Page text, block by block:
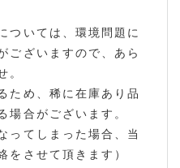
ついては、環境問題に
ございますので、あら
。
ため、稀に在庫あり品
場合がございます。
ってしまった場合、当
をさせて頂きます）